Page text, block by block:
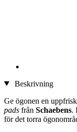
Beskrivning
Ge ögonen en
pads från Schaebens.
för det torra